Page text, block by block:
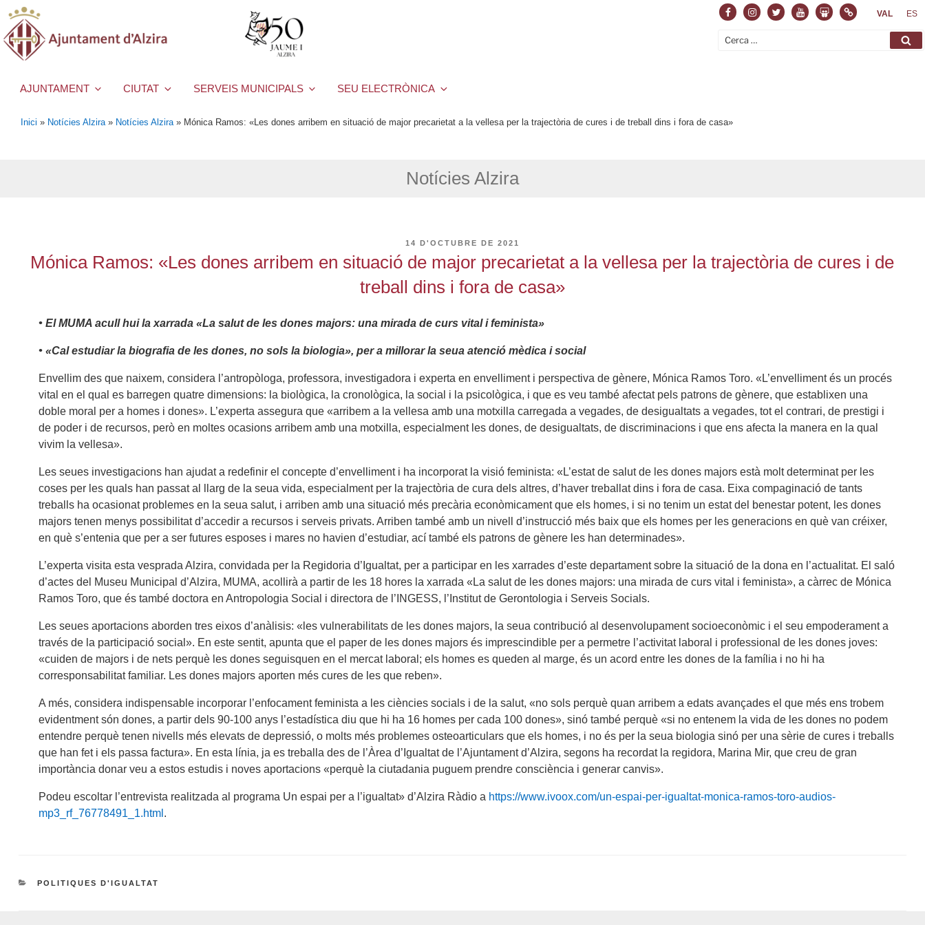
FacebookInstagram
TwitterYoutubeSlideshare
NormasVAL ES
Cerca:
AJUNTAMENT CIUTAT SERVEIS MUNICIPALS SEU ELECTRÒNICA
Inici » Notícies Alzira » Notícies Alzira » Mónica Ramos: «Les dones arribem en situació de major precarietat a la vellesa per la trajectòria de cures i de treball dins i fora de casa»
Notícies Alzira
PUBLICAT
14 D'OCTUBRE DE 2021
Mónica Ramos: «Les dones arribem en situació de major precarietat a la vellesa per la trajectòria de cures i de
treball dins i fora de casa»
• El MUMA acull hui la xarrada «La salut de les dones majors: una mirada de curs vital i feminista»
• «Cal estudiar la biografia de les dones, no sols la biologia», per a millorar la seua atenció mèdica i social
Envellim des que naixem, considera l’antropòloga, professora, investigadora i experta en envelliment i perspectiva de gènere, Mónica Ramos Toro. «L’envelliment és un procés
vital en el qual es barregen quatre dimensions: la biològica, la cronològica, la social i la psicològica, i que es veu també afectat pels patrons de gènere, que establixen una
doble moral per a homes i dones». L’experta assegura que «arribem a la vellesa amb una motxilla carregada a vegades, de desigualtats a vegades, tot el contrari, de prestigi i
de poder i de recursos, però en moltes ocasions arribem amb una motxilla, especialment les dones, de desigualtats, de discriminacions i que ens afecta la manera en la qual
vivim la vellesa».
Les seues investigacions han ajudat a redefinir el concepte d’envelliment i ha incorporat la visió feminista: «L’estat de salut de les dones majors està molt determinat per les
coses per les quals han passat al llarg de la seua vida, especialment per la trajectòria de cura dels altres, d’haver treballat dins i fora de casa. Eixa compaginació de tants
treballs ha ocasionat problemes en la seua salut, i arriben amb una situació més precària econòmicament que els homes, i si no tenim un estat del benestar potent, les dones
majors tenen menys possibilitat d’accedir a recursos i serveis privats. Arriben també amb un nivell d’instrucció més baix que els homes per les generacions en què van créixer,
en què s’entenia que per a ser futures esposes i mares no havien d’estudiar, ací també els patrons de gènere les han determinades».
L’experta visita esta vesprada Alzira, convidada per la Regidoria d’Igualtat, per a participar en les xarrades d’este departament sobre la situació de la dona en l’actualitat. El saló
d’actes del Museu Municipal d’Alzira, MUMA, acollirà a partir de les 18 hores la xarrada «La salut de les dones majors: una mirada de curs vital i feminista», a càrrec de Mónica
Ramos Toro, que és també doctora en Antropologia Social i directora de l’INGESS, l’Institut de Gerontologia i Serveis Socials.
Les seues aportacions aborden tres eixos d’anàlisis: «les vulnerabilitats de les dones majors, la seua contribució al desenvolupament socioeconòmic i el seu empoderament a
través de la participació social». En este sentit, apunta que el paper de les dones majors és imprescindible per a permetre l’activitat laboral i professional de les dones joves:
«cuiden de majors i de nets perquè les dones seguisquen en el mercat laboral; els homes es queden al marge, és un acord entre les dones de la família i no hi ha
corresponsabilitat familiar. Les dones majors aporten més cures de les que reben».
A més, considera indispensable incorporar l’enfocament feminista a les ciències socials i de la salut, «no sols perquè quan arribem a edats avançades el que més ens trobem
evidentment són dones, a partir dels 90-100 anys l’estadística diu que hi ha 16 homes per cada 100 dones», sinó també perquè «si no entenem la vida de les dones no podem
entendre perquè tenen nivells més elevats de depressió, o molts més problemes osteoarticulars que els homes, i no és per la seua biologia sinó per una sèrie de cures i treballs
que han fet i els passa factura». En esta línia, ja es treballa des de l’Àrea d’Igualtat de l’Ajuntament d’Alzira, segons ha recordat la regidora, Marina Mir, que creu de gran
importància donar veu a estos estudis i noves aportacions «perquè la ciutadania puguem prendre consciència i generar canvis».
Podeu escoltar l’entrevista realitzada al programa Un espai per a l’igualtat» d’Alzira Ràdio a https://www.ivoox.com/un-espai-per-igualtat-monica-ramos-toro-audios-
mp3_rf_76778491_1.html .
CATEGORIES
POLITIQUES D'IGUALTAT